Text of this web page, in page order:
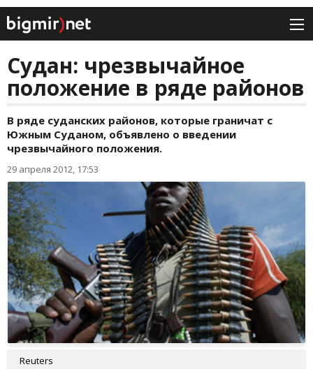
Судан: чрезвычайное
положение в ряде районов
В ряде суданских районов, которые граничат с
Южным Суданом, объявлено о введении
чрезвычайного положения.
29 апреля 2012, 17:53
Reuters